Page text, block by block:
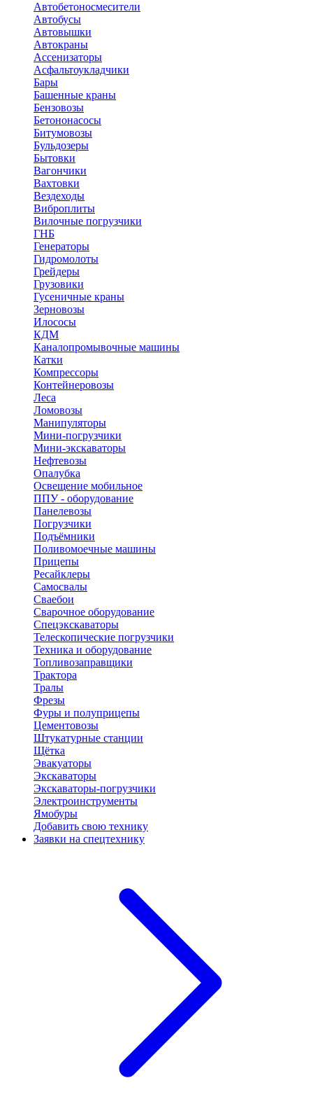
Автобетоносмесители
Автобусы
Автовышки
Автокраны
Ассенизаторы
Асфальтоукладчики
Бары
Башенные краны
Бензовозы
Бетононасосы
Битумовозы
Бульдозеры
Бытовки
Вагончики
Вахтовки
Вездеходы
Виброплиты
Вилочные погрузчики
ГНБ
Генераторы
Гидромолоты
Грейдеры
Грузовики
Гусеничные краны
Зерновозы
Илососы
КДМ
Каналопромывочные машины
Катки
Компрессоры
Контейнеровозы
Леса
Ломовозы
Манипуляторы
Мини-погрузчики
Мини-экскаваторы
Нефтевозы
Опалубка
Освещение мобильное
ППУ - оборудование
Панелевозы
Погрузчики
Подъёмники
Поливомоечные машины
Прицепы
Ресайклеры
Самосвалы
Сваебои
Сварочное оборудование
Спецэкскаваторы
Телескопические погрузчики
Техника и оборудование
Топливозаправщики
Трактора
Тралы
Фрезы
Фуры и полуприцепы
Цементовозы
Штукатурные станции
Щётка
Эвакуаторы
Экскаваторы
Экскаваторы-погрузчики
Электроинструменты
Ямобуры
Добавить свою технику
Заявки на спецтехнику